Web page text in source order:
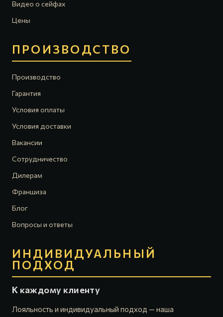
Видео о сейфах
Цены
ПРОИЗВОДСТВО
Производство
Гарантия
Условия оплаты
Условия доставки
Вакансии
Сотрудничество
Дилерам
Франшиза
Блог
Вопросы и ответы
ИНДИВИДУАЛЬНЫЙ
ПОДХОД
К каждому клиенту
Лояльность и индивидуальный подход — наша